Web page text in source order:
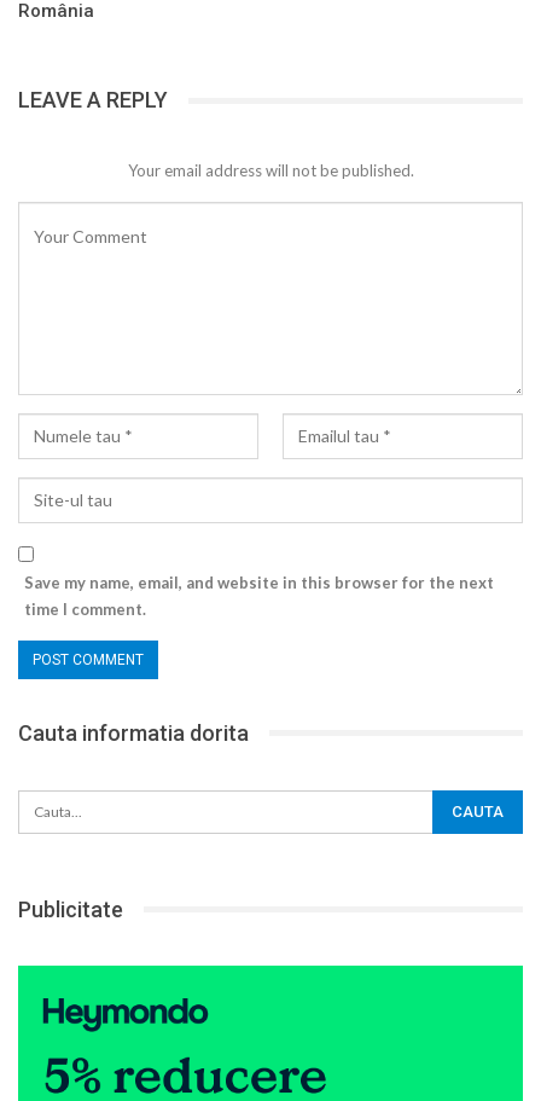
România
LEAVE A REPLY
Your email address will not be published.
Save my name, email, and website in this browser for the next
time I comment.
Cauta informatia dorita
Publicitate